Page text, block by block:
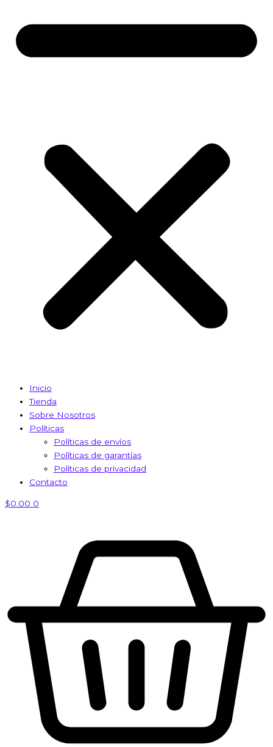
Inicio
Tienda
Sobre Nosotros
Políticas
Políticas de envíos
Políticas de garantías
Políticas de privacidad
Contacto
$0.00 0